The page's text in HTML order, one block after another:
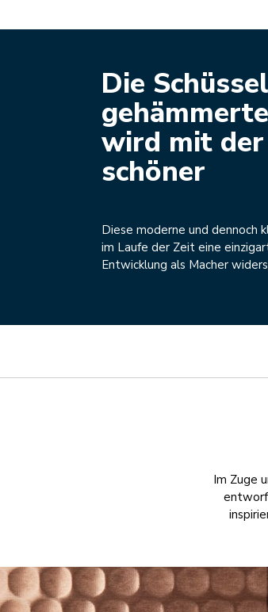
Die
wird mit
schöner
Diese moderne und dennoch
im Laufe der Zeit eine
Entwicklung als Macher
Im Zuge